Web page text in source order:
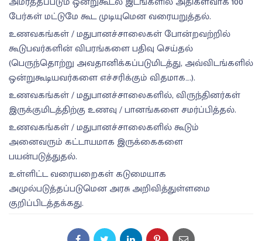
பேர்கள் மட்டுமே கூட முடியுமென வரையறுத்தல்.
உணவகங்கள் / மதுபானச்சாலைகள் போன்றவற்றில்
கூடுபவர்களின் விபரங்களை பதிவு செய்தல்
(பெருந்தொற்று அவதானிக்கப்படுமிடத்து, அவ்விடங்களில்
ஒன்றுகூடியவர்களை எச்சரிக்கும் விதமாக….).
உணவகங்கள் / மதுபானச்சாலைகளில், விருந்தினர்கள்
இருக்குமிடத்திற்கு உணவு / பானங்களை சமர்ப்பித்தல்.
உணவகங்கள் / மதுபானச்சாலைகளில் கூடும்
அனைவரும் கட்டாயமாக இருக்கைகளை
பயன்படுத்துதல்.
உள்ளிட்ட வரையறைகள் கடுமையாக
அமுல்படுத்தப்படுமென அரசு அறிவித்துள்ளமை
குறிப்பிடத்தக்கது.